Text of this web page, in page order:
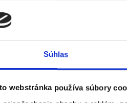
Súhlas
webstránka používa súbory
na zařízení (Windows
těchto licencí pro vzdálený